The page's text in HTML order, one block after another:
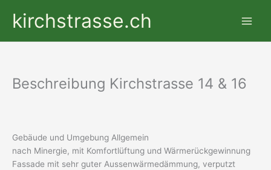
Inhaltkirchstrasse.ch
Beschreibung Kirchstrasse 14 & 16
Gebäude und Umgebung Allgemein
nach Minergie, mit Komfortlüftung und Wärmerückgewinnung
Fassade mit sehr guter Aussenwärmedämmung, verputzt